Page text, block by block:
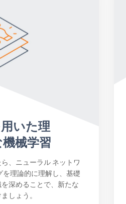
いた理
械学習
、ニューラル ネットワ
を理論的に理解し、基礎
深めることで、新たな
しょう。